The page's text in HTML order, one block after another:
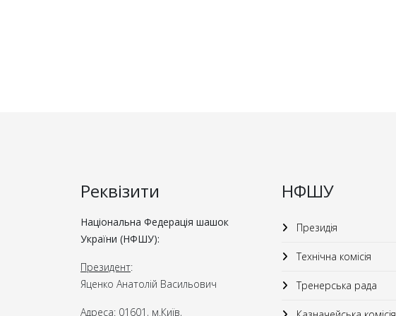
Реквізити
Національна Федерація шашок
України (НФШУ):
Президент:
Яценко Анатолій Васильович
Адреса: 01601, м.Київ,
НФШУ
Президія
Технічна комісія
Тренерська рада